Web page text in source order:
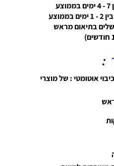
בתיאום מראש
:
אוטומטי : של מוצרי